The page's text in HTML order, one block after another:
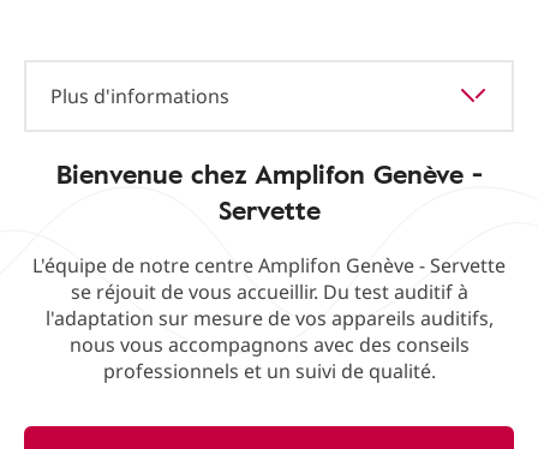
Plus d'informations
Bienvenue chez Amplifon Genève -
Servette
L'équipe de notre centre Amplifon Genève - Servette
se réjouit de vous accueillir. Du test auditif à
l'adaptation sur mesure de vos appareils auditifs,
nous vous accompagnons avec des conseils
professionnels et un suivi de qualité.